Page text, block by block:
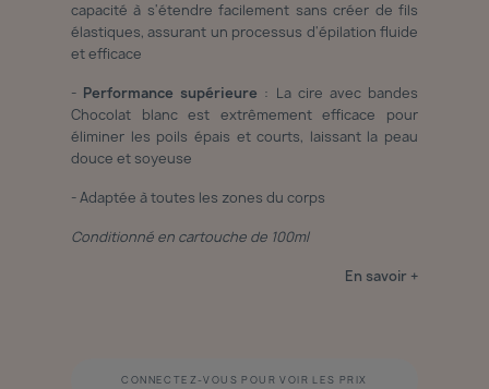
capacité à s'étendre facilement sans créer de fils
élastiques, assurant un processus d'épilation fluide
et efficace
- Performance supérieure : La cire avec bandes
Chocolat blanc est extrêmement efficace pour
éliminer les poils épais et courts, laissant la peau
douce et soyeuse
- Adaptée à toutes les zones du corps
Conditionné en cartouche de 100ml
En savoir +
CONNECTEZ-VOUS POUR VOIR LES PRIX